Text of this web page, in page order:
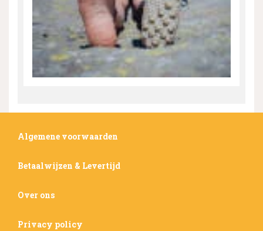
Algemene voorwaarden
Betaalwijzen & Levertijd
Over ons
Privacy policy